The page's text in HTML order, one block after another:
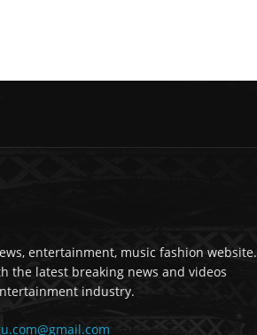
entertainment, music fashion website.
the latest breaking news and videos
industry.